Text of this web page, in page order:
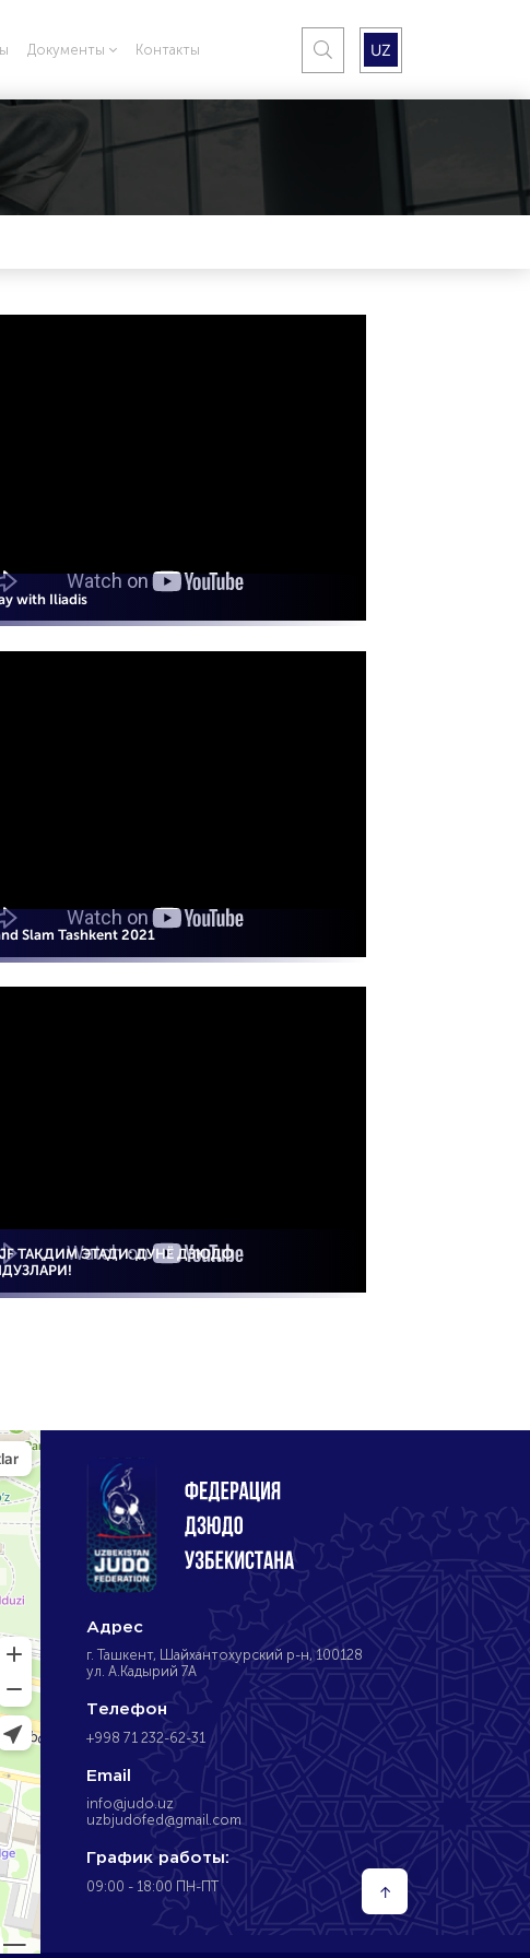
Документы Контакты UZ
with Iliadis
Slam Tashkent 2021
ТАҚДИМ ЭТАДИ: ДУНЁ ДЗЮДО
Адрес
г. Ташкент, Шайхантохурский р-н, 100128
ул. А.Кадырий 7А
Телефон
+998 71 232-62-31
Email
info@judo.uz
uzbjudofed@gmail.com
График работы:
09:00 - 18:00 ПН-ПТ ↑